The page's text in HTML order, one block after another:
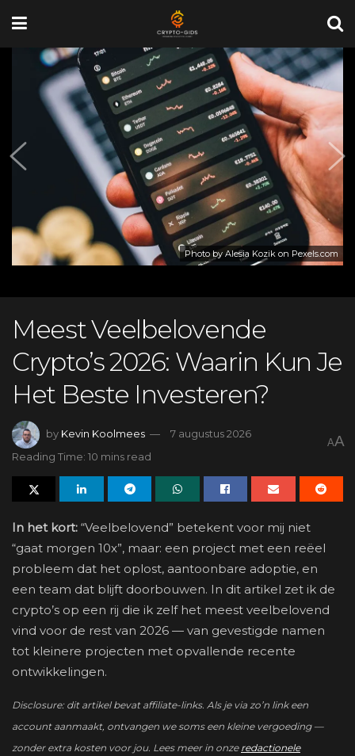
Photo by Alesia Kozik on Pexels.com
Meest Veelbelovende
Crypto’s 2026: Waarin Kun Je
Het Beste Investeren?
by Kevin Koolmees
7 augustus 2026
Reading Time: 10 mins read
AA
In het kort: “Veelbelovend” betekent voor mij niet
“gaat morgen 10x”, maar: een project met een reëel
probleem dat het oplost, aantoonbare adoptie, en
een team dat blijft doorbouwen. In dit artikel zet ik de
crypto’s op een rij die ik zelf het meest veelbelovend
vind voor de rest van 2026 — van gevestigde namen
tot kleinere projecten met opvallende recente
ontwikkelingen.
Disclosure: dit artikel bevat affiliate-links. Als je via zo’n link een
account aanmaakt, ontvangen we soms een kleine vergoeding —
zonder extra kosten voor jou. Lees meer in onze redactionele